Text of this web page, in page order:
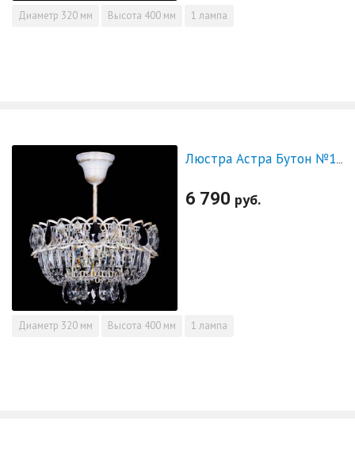
Диаметр 320 мм Высота 400 мм 1 лампа
6 790 руб.
Диаметр 320 мм Высота 400 мм 1 лампа